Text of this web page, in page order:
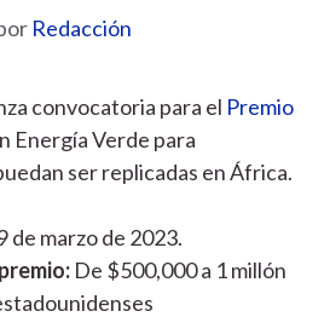
Redacción
convocatoria para el Premio
Energía Verde para
ser replicadas en África.
de marzo de 2023.
De $500,000 a 1 millón